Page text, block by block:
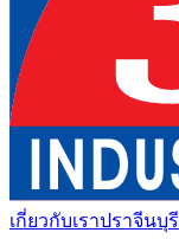
เกี่ยวกับเราปราจีนบุรี